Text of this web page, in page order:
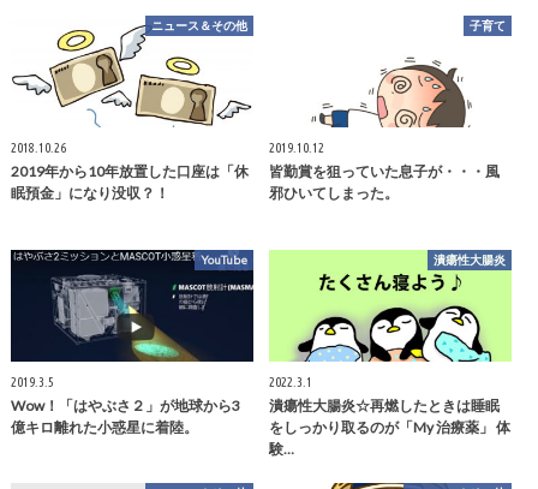
ニュース＆その他
2018.10.26
2019年から10年放置した口座は「休
眠預金」になり没収？！
子育て
2019.10.12
皆勤賞を狙っていた息子が・・・風
邪ひいてしまった。
YouTube
2019.3.5
Wow！「はやぶさ２」が地球から3
億キロ離れた小惑星に着陸。
潰瘍性大腸炎
2022.3.1
潰瘍性大腸炎☆再燃したときは睡眠
をしっかり取るのが「My 治療薬」 体
験…